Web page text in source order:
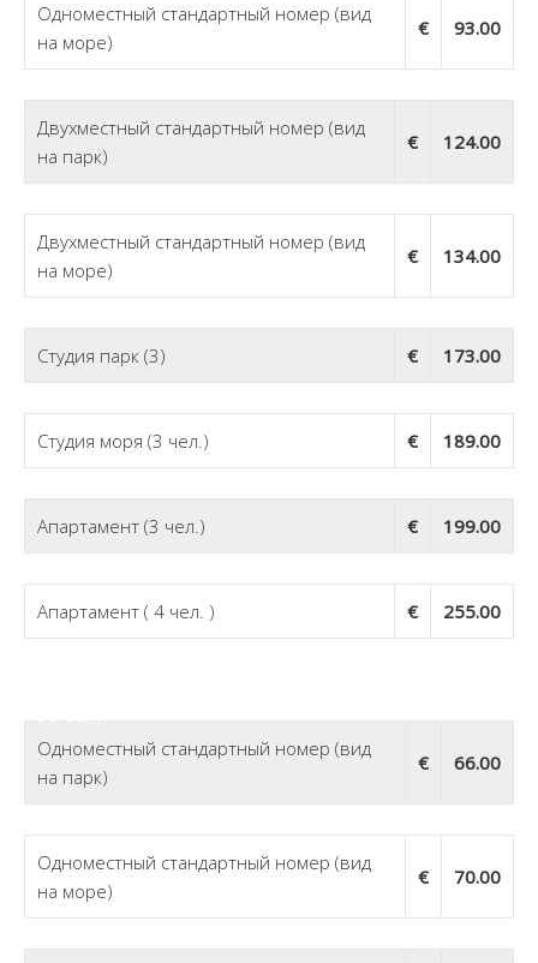
Одноместный стандартный номер (вид
на море)
€ 93.00
Двухместный стандартный номер (вид
на парк)
€ 124.00
Двухместный стандартный номер (вид
на море)
€ 134.00
Студия парк (3) € 173.00
Студия моря (3 чел.) € 189.00
Апартамент (3 чел.) € 199.00
Апартамент ( 4 чел. ) € 255.00
30 Септ:
Одноместный стандартный номер (вид
на парк)
€ 66.00
Одноместный стандартный номер (вид
на море)
€ 70.00